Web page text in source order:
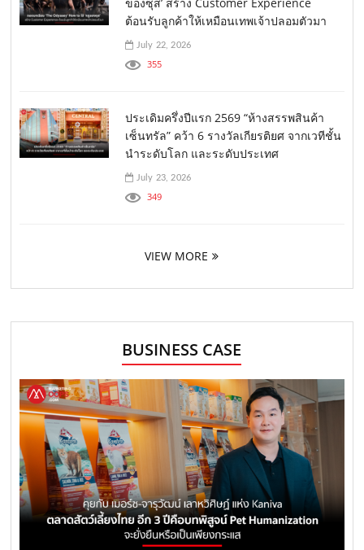
ต้อนรับลูกค้าให้เหมือนเทพเจ้าปลอมตัวมา
July 22, 2026
355
ประเดิมครึ่งปีแรก 2569 “ห้างสรรพสินค้า
เซ็นทรัล” คว้า 6 รางวัลเกียรติยศ จากเวทีชั้น
นำระดับโลก และระดับประเทศ
July 23, 2026
349
VIEW MORE
BUSINESS CASE